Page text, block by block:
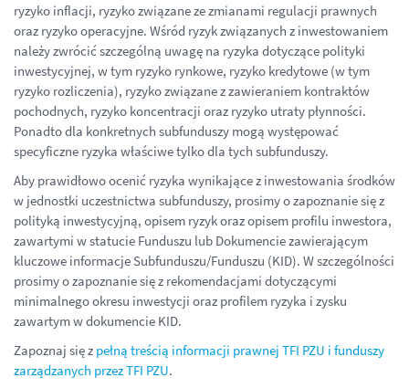
ryzyko inflacji, ryzyko związane ze zmianami regulacji prawnych
oraz ryzyko operacyjne. Wśród ryzyk związanych z inwestowaniem
należy zwrócić szczególną uwagę na ryzyka dotyczące polityki
inwestycyjnej, w tym ryzyko rynkowe, ryzyko kredytowe (w tym
ryzyko rozliczenia), ryzyko związane z zawieraniem kontraktów
pochodnych, ryzyko koncentracji oraz ryzyko utraty płynności.
Ponadto dla konkretnych subfunduszy mogą występować
specyficzne ryzyka właściwe tylko dla tych subfunduszy.
Aby prawidłowo ocenić ryzyka wynikające z inwestowania środków
w jednostki uczestnictwa subfunduszy, prosimy o zapoznanie się z
polityką inwestycyjną, opisem ryzyk oraz opisem profilu inwestora,
zawartymi w statucie Funduszu lub Dokumencie zawierającym
kluczowe informacje Subfunduszu/Funduszu (KID). W szczególności
prosimy o zapoznanie się z rekomendacjami dotyczącymi
minimalnego okresu inwestycji oraz profilem ryzyka i zysku
zawartym w dokumencie KID.
Zapoznaj się z pełną treścią informacji prawnej TFI PZU i funduszy
zarządzanych przez TFI PZU.